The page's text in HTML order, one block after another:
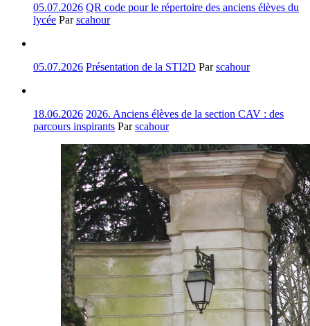
05.07.2026 QR code pour le répertoire des anciens élèves du
lycée Parscahour
05.07.2026 Présentation de la STI2D Parscahour
18.06.2026 2026. Anciens élèves de la section CAV : des
parcours inspirants Parscahour